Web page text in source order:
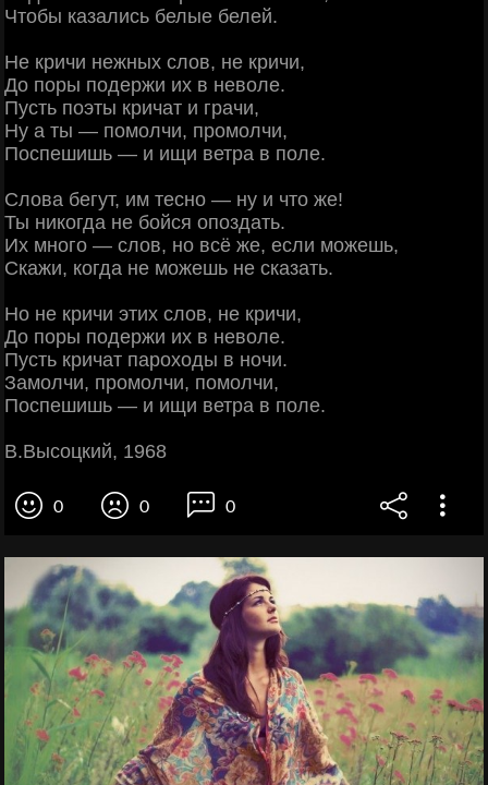
Чтобы казались белые белей.
Не кричи нежных слов, не кричи,
До поры подержи их в неволе.
Пусть поэты кричат и грачи,
Ну а ты — помолчи, промолчи,
Поспешишь — и ищи ветра в поле.
Слова бегут, им тесно — ну и что же!
Ты никогда не бойся опоздать.
Их много — слов, но всё же, если можешь,
Скажи, когда не можешь не сказать.
Но не кричи этих слов, не кричи,
До поры подержи их в неволе.
Пусть кричат пароходы в ночи.
Замолчи, промолчи, помолчи,
Поспешишь — и ищи ветра в поле.
В.Высоцкий, 1968
0 0 0